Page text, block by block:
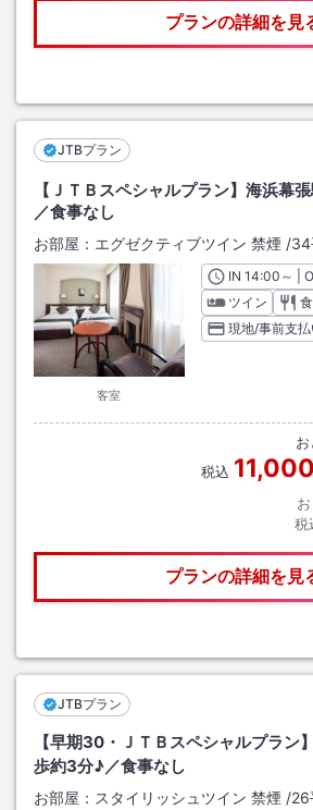
プランの詳細を見
JTBプラン
【ＪＴＢスペシャルプラン】海浜幕
／食事なし
お部屋： エグゼクティブツイン 禁煙 /34
客室
INチェックイ
14:00 ～ |
ツイン
現地/事前支
お
税込 11,000
税
プランの詳細を見
JTBプラン
【早期30・ＪＴＢスペシャルプラン
歩約3分♪／食事なし
お部屋： スタイリッシュツイン 禁煙 /26